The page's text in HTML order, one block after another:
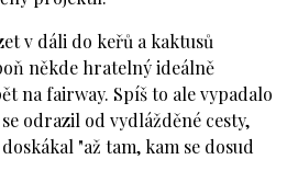
v dáli do keřů a kaktusů
někde hratelný ideálně
na fairway. Spíš to ale vypadalo
odrazil od vydlážděné cesty,
"až tam, kam se dosud